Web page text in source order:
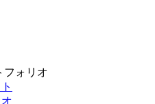
フォリオ